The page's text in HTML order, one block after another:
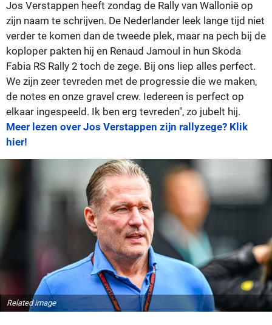
Jos Verstappen heeft zondag de Rally van Wallonië op
zijn naam te schrijven. De Nederlander leek lange tijd niet
verder te komen dan de tweede plek, maar na pech bij de
koploper pakten hij en Renaud Jamoul in hun Skoda
Fabia RS Rally 2 toch de zege. Bij ons liep alles perfect.
We zijn zeer tevreden met de progressie die we maken,
de notes en onze gravel crew. Iedereen is perfect op
elkaar ingespeeld. Ik ben erg tevreden", zo jubelt hij.
Meer lezen over Jos Verstappen zijn rallyzege? Klik
hier!
Related image